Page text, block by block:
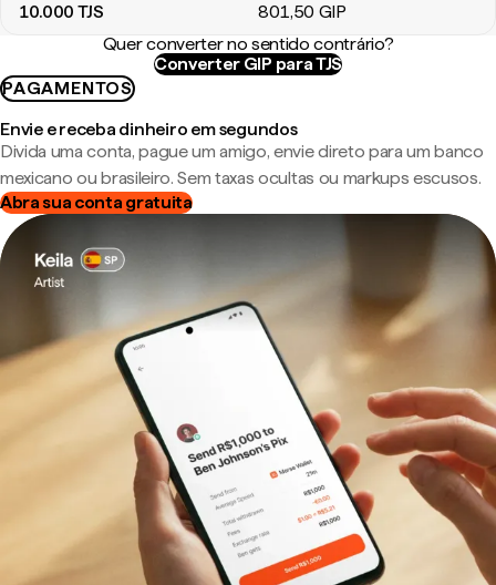
10.000 TJS 801,50 GIP
Quer converter no sentido contrário?
Converter GIP para TJS
PAGAMENTOS
Envie e receba dinheiro em segundos
Divida uma conta, pague um amigo, envie direto para um banco
mexicano ou brasileiro. Sem taxas ocultas ou markups escusos.
Abra sua conta gratuita